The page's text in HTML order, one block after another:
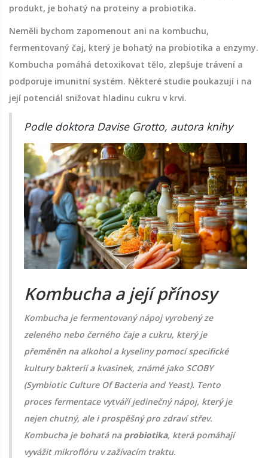
produkt, je bohatý na proteiny a probiotika.
Neměli bychom zapomenout ani na kombuchu,
fermentovaný čaj, který je bohatý na probiotika a enzymy.
Kombucha pomáhá detoxikovat tělo, zlepšuje trávení a
podporuje imunitní systém. Některé studie poukazují i na
její potenciál snižovat hladinu cukru v krvi.
Podle doktora Davise Grotto, autora knihy
Kombucha a její přínosy
Kombucha je fermentovaný nápoj vyrobený ze
zeleného nebo černého čaje a cukru, který je
přeměněn na alkohol a kyseliny pomocí specifické
kultury bakterií a kvasinek, známé jako SCOBY
(Symbiotic Culture Of Bacteria and Yeast). Tento
proces fermentace vytváří jedinečný nápoj, který je
nejen chutný, ale i prospěšný pro zdraví střev.
Kombucha je bohatá na probiotika, která pomáhají
vyvážit mikroflóru v zažívacím traktu.